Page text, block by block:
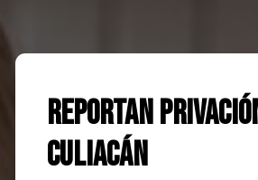
Reportan
Culiacán